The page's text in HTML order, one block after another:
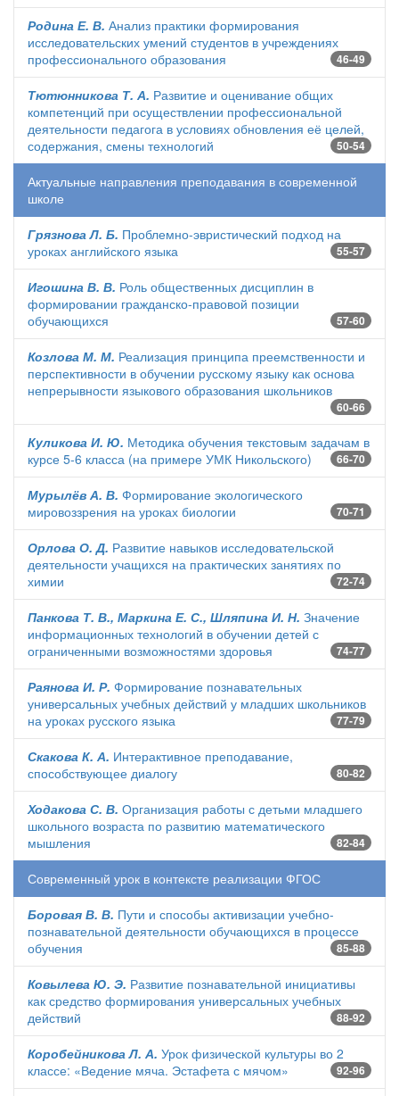
Родина Е. В. Анализ практики формирования
исследовательских умений студентов в учреждениях
профессионального образования
46-49
Тютюнникова Т. А. Развитие и оценивание общих
компетенций при осуществлении профессиональной
деятельности педагога в условиях обновления её целей,
содержания, смены технологий
50-54
Актуальные направления преподавания в современной
школе
Грязнова Л. Б. Проблемно-эвристический подход на
уроках английского языка
55-57
Игошина В. В. Роль общественных дисциплин в
формировании гражданско-правовой позиции
обучающихся
57-60
Козлова М. М. Реализация принципа преемственности и
перспективности в обучении русскому языку как основа
непрерывности языкового образования школьников
60-66
Куликова И. Ю. Методика обучения текстовым задачам в
курсе 5-6 класса (на примере УМК Никольского)
66-70
Мурылёв А. В. Формирование экологического
мировоззрения на уроках биологии
70-71
Орлова О. Д. Развитие навыков исследовательской
деятельности учащихся на практических занятиях по
химии
72-74
Панкова Т. В., Маркина Е. С., Шляпина И. Н. Значение
информационных технологий в обучении детей с
ограниченными возможностями здоровья
74-77
Раянова И. Р. Формирование познавательных
универсальных учебных действий у младших школьников
на уроках русского языка
77-79
Скакова К. А. Интерактивное преподавание,
способствующее диалогу
80-82
Ходакова С. В. Организация работы с детьми младшего
школьного возраста по развитию математического
мышления
82-84
Современный урок в контексте реализации ФГОС
Боровая В. В. Пути и способы активизации учебно-
познавательной деятельности обучающихся в процессе
обучения
85-88
Ковылева Ю. Э. Развитие познавательной инициативы
как средство формирования универсальных учебных
действий
88-92
Коробейникова Л. А. Урок физической культуры во 2
классе: «Ведение мяча. Эстафета с мячом»
92-96